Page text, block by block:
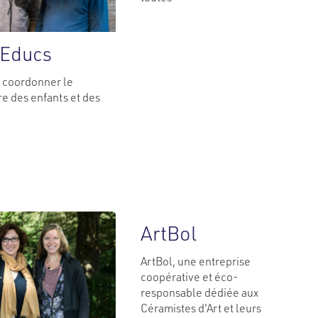
coordonner le
des enfants et des
ArtBol
ArtBol, une entreprise
coopérative et éco-
responsable dédiée aux
Céramistes d'Art et leurs